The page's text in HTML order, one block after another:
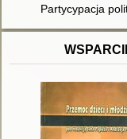
Partycypacja